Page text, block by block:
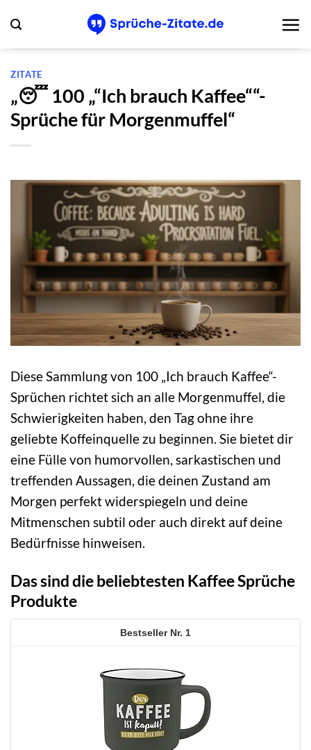
Inhalt
springen
ZITATE
„😴 100 „“Ich brauch Kaffee““-
Sprüche für Morgenmuffel“
Diese Sammlung von 100 „Ich brauch Kaffee“-
Sprüchen richtet sich an alle Morgenmuffel, die
Schwierigkeiten haben, den Tag ohne ihre
geliebte Koffeinquelle zu beginnen. Sie bietet dir
eine Fülle von humorvollen, sarkastischen und
treffenden Aussagen, die deinen Zustand am
Morgen perfekt widerspiegeln und deine
Mitmenschen subtil oder auch direkt auf deine
Bedürfnisse hinweisen.
Das sind die beliebtesten Kaffee Sprüche
Produkte
1